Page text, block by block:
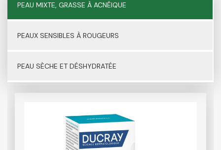
PEAU MIXTE, GRASSE À ACNÉIQUE
PEAUX SENSIBLES À ROUGEURS
PEAU SÈCHE ET DÉSHYDRATÉE